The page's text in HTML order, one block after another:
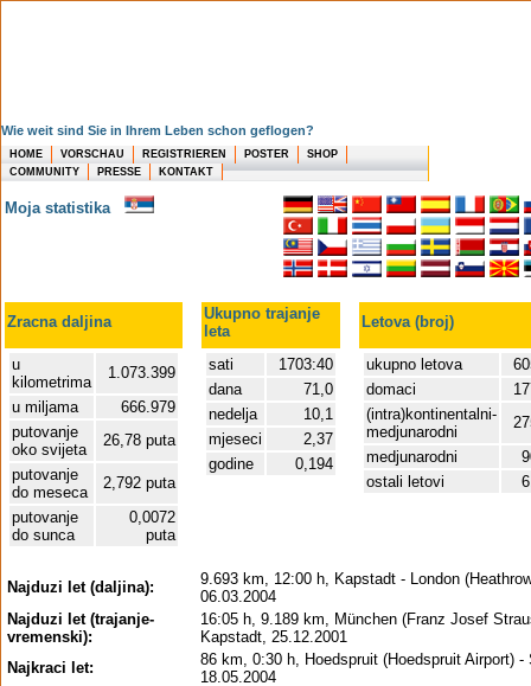
Wie weit sind Sie in Ihrem Leben schon geflogen?
HOME VORSCHAU REGISTRIEREN POSTER
SHOP
COMMUNITY
PRESSE KONTAKT
Moja statistika
Zracna daljina
Ukupno trajanje
leta
Letova (broj)
u
kilometrima
1.073.399
u miljama
666.979
putovanje
oko svijeta
26,78 puta
putovanje
do meseca
2,792 puta
putovanje
do sunca
0,0072
puta
sati
1703:40
dana
71,0
nedelja
10,1
mjeseci
2,37
godine
0,194
ukupno letova
domaci
(intra)kontinentalni-
medjunarodni
medjunarodni
ostali letovi
Najduzi let (daljina):
9.693 km, 12:00 h, Kapstadt - London
06.03.2004
Najduzi let (trajanje-
vremenski):
16:05 h, 9.189 km, München (Franz Josef
Kapstadt, 25.12.2001
Najkraci let:
86 km, 0:30 h, Hoedspruit (Hoedspruit Airport) -
18.05.2004